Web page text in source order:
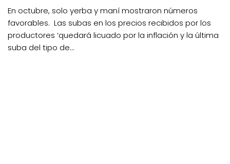
En octubre, solo yerba y maní mostraron números
favorables. Las subas en los precios recibidos por los
productores ‘quedará licuado por la inflación y la última
suba del tipo de...